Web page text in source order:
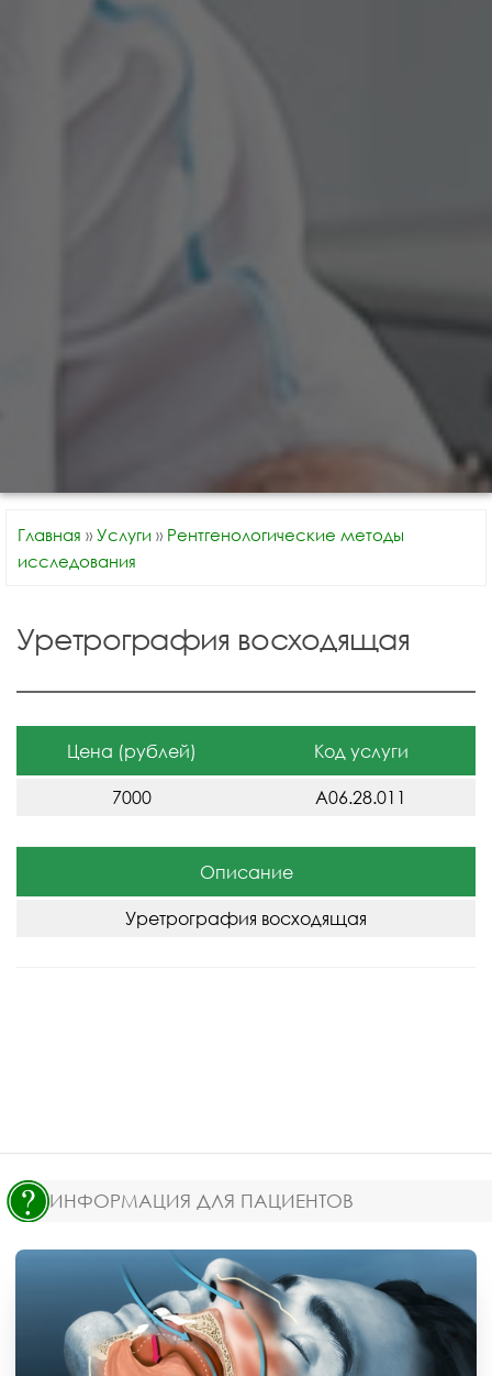
Главная » Услуги » Рентгенологические методы
исследования
Уретрография восходящая
Цена (рублей) Код услуги
7000 A06.28.011
Описание
Уретрография восходящая
ИНФОРМАЦИЯ ДЛЯ ПАЦИЕНТОВ